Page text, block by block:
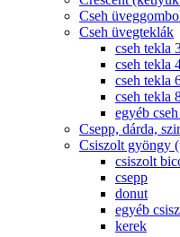
Cseh
Cseh üvegteklák
cseh tekla
cseh tekla
cseh tekla
cseh tekla
egyéb
Csepp, dárda,
Csiszolt gyöngy
csiszolt
csepp
donut
egyéb
kerek